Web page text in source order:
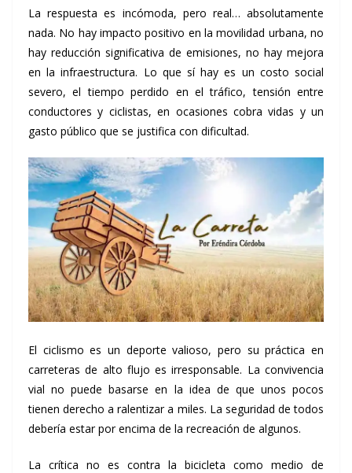
La respuesta es incómoda, pero real… absolutamente
nada. No hay impacto positivo en la movilidad urbana, no
hay reducción significativa de emisiones, no hay mejora
en la infraestructura. Lo que sí hay es un costo social
severo, el tiempo perdido en el tráfico, tensión entre
conductores y ciclistas, en ocasiones cobra vidas y un
gasto público que se justifica con dificultad.
El ciclismo es un deporte valioso, pero su práctica en
carreteras de alto flujo es irresponsable. La convivencia
vial no puede basarse en la idea de que unos pocos
tienen derecho a ralentizar a miles. La seguridad de todos
debería estar por encima de la recreación de algunos.
La crítica no es contra la bicicleta como medio de